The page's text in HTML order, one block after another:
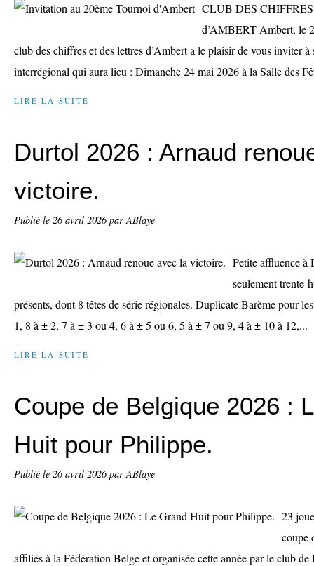
CLUB DES
d’AMBERT Ambert, le
club des chiffres et des lettres d’Ambert a le plaisir de vous inviter
interrégional qui aura lieu : Dimanche 24 mai 2026 à la Salle des
LIRE LA SUITE
Durtol 2026 : Arnaud
victoire.
Publié le 26 avril 2026par ABlaye
Petite affluence à
seulement trente-
présents, dont 8 têtes de série régionales. Duplicate Barème pour
1, 8 à ± 2, 7 à ± 3 ou 4, 6 à ± 5 ou 6, 5 à ± 7 ou 9, 4 à ± 10 à 12,...
LIRE LA SUITE
Coupe de Belgique 2026 :
Huit pour Philippe.
Publié le 26 avril 2026par ABlaye
23
coupe
affiliés à la Fédération Belge et organisée cette année par le club